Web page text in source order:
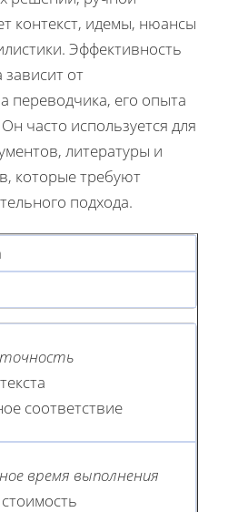
контекст, идемы, нюансы
Эффективность
от
переводчика, его опыта
часто используется для
литературы и
которые требуют
подхода.
соответствие
время выполнения